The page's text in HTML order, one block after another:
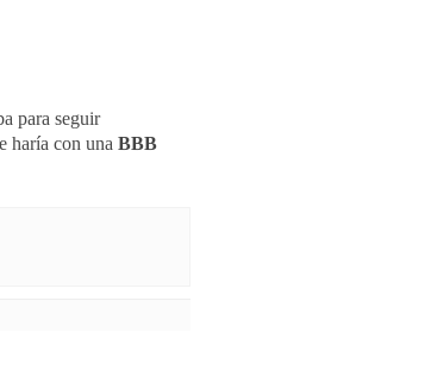
para seguir
haría con una BBB